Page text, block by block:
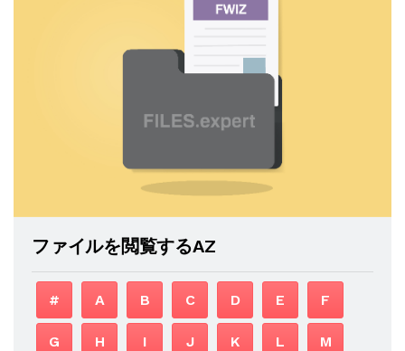
ファイルを閲覧するAZ
# A B C D E F
G H I J K L M